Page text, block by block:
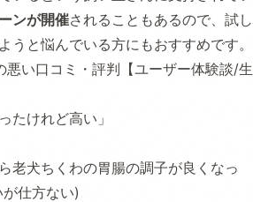
ンが開催されることもあるので、試し
うと悩んでいる方にもおすすめです。
悪い口コミ・評判【ユーザー体験談/生
たけれど高い」
老犬ちくわの胃腸の調子が良くなっ
仕方ない)